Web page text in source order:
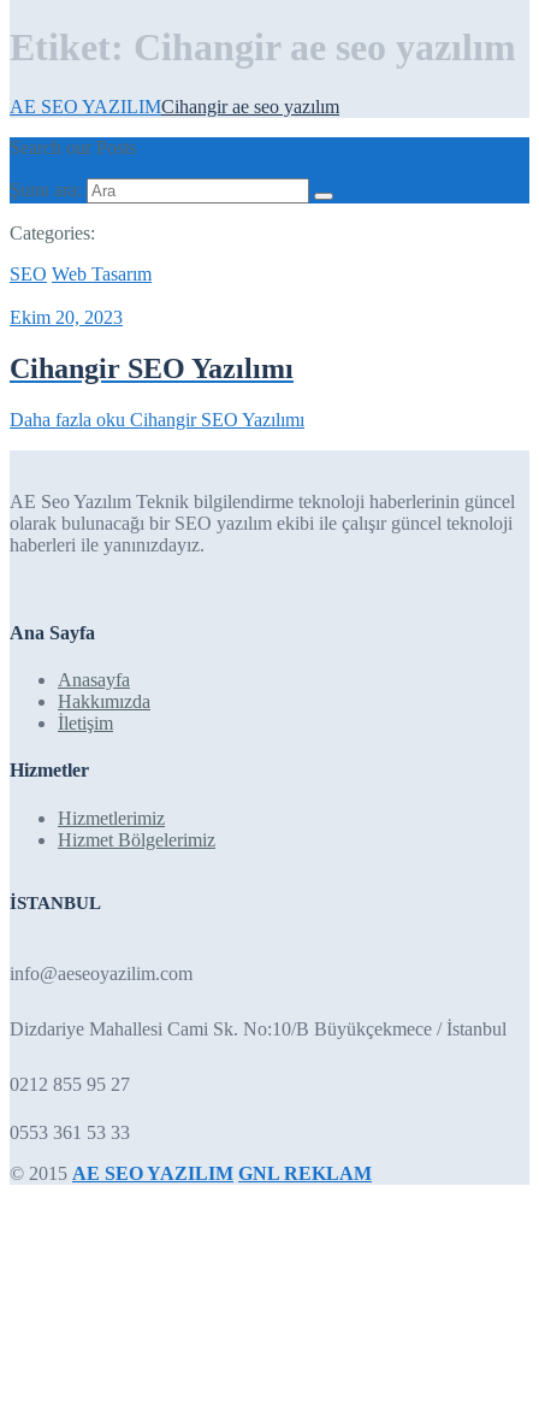
Etiket: Cihangir ae seo yazılım
AE SEO YAZILIMCihangir ae seo yazılım
Search our Posts
Şunu ara:
Categories:
SEO Web Tasarım
Ekim 20, 2023
Cihangir SEO Yazılımı
Daha fazla oku Cihangir SEO Yazılımı
AE Seo Yazılım Teknik bilgilendirme teknoloji haberlerinin güncel
olarak bulunacağı bir SEO yazılım ekibi ile çalışır güncel teknoloji
haberleri ile yanınızdayız.
Ana Sayfa
Anasayfa
Hakkımızda
İletişim
Hizmetler
Hizmetlerimiz
Hizmet Bölgelerimiz
İSTANBUL
info@aeseoyazilim.com
Dizdariye Mahallesi Cami Sk. No:10/B Büyükçekmece / İstanbul
0212 855 95 27
0553 361 53 33
© 2015 AE SEO YAZILIM GNL REKLAM